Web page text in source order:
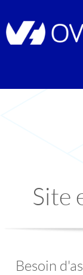
Site
Besoin